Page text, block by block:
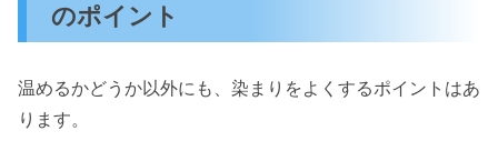
のポイント
温めるかどうか以外にも、染まりをよくするポイントはあ
ります。